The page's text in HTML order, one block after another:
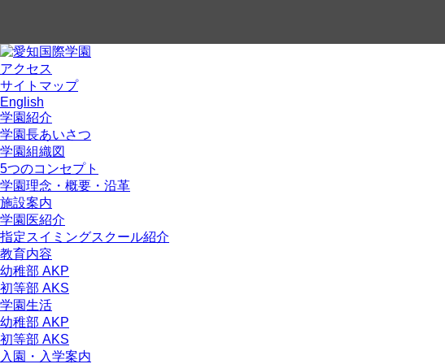
アクセス
サイトマップ
English
学園紹介
学園長あいさつ
学園組織図
5つのコンセプト
学園理念・概要・沿革
施設案内
学園医紹介
指定スイミングスクール紹介
教育内容
幼稚部 AKP
初等部 AKS
学園生活
幼稚部 AKP
初等部 AKS
入園・入学案内